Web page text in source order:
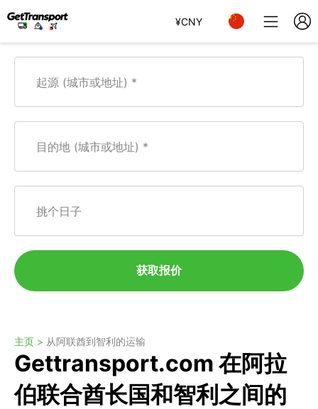
¥CNY
起源 (城市或地址)
目的地 (城市或地址)
挑个日子
获取报价
主页 > 从阿联酋到智利的运输
Gettransport.com 在阿拉
伯联合酋长国和智利之间的